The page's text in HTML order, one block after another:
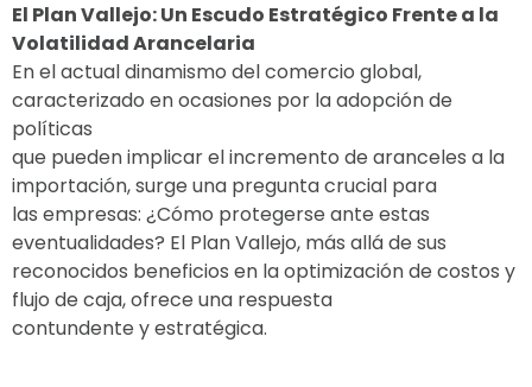
El Plan Vallejo: Un Escudo Estratégico Frente a la
Volatilidad Arancelaria
En el actual dinamismo del comercio global,
caracterizado en ocasiones por la adopción de
políticas
que pueden implicar el incremento de aranceles a la
importación, surge una pregunta crucial para
las empresas: ¿Cómo protegerse ante estas
eventualidades? El Plan Vallejo, más allá de sus
reconocidos beneficios en la optimización de costos y
flujo de caja, ofrece una respuesta
contundente y estratégica.